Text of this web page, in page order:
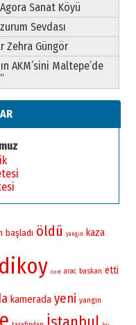
Sanat Köyü
Sevdası
Zehra Güngör
AKM’sini Maltepe’de
başladı öldü yangın kaza
özel arac baskan etti
kamerada yeni yangin